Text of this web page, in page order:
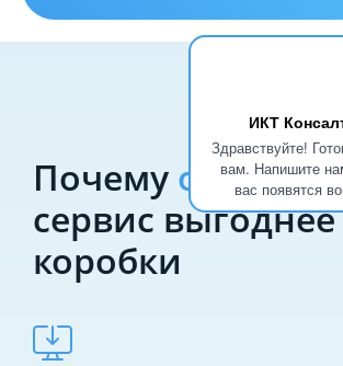
ИКТ
Здравствуйте!
вам. Напишите
вас появятся
Почему
сервис выгоднее
коробки